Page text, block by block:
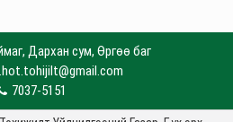
Дархан сум, Өргөө баг
7037-5151